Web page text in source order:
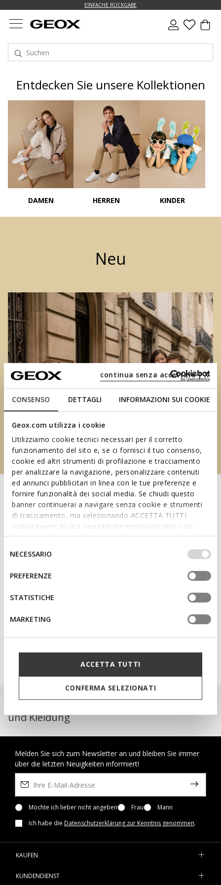
CONSENSO DETTAGLI INFORMAZIONI SUI COOKIE
Geox.com utilizza i cookie
Utilizziamo cookie tecnici necessari per il corretto
funzionamento del sito e, se ci fornisci il tuo consenso,
cookie ed altri strumenti di profilazione e tracciamento
per analizzare la navigazione, personalizzare contenuti
ed annunci pubblicitari in linea con le tue preferenze e
fornire funzionalità dei social media. Se chiudi questo
banner continuerai a navigare senza cookie e strumenti
di tracciamento, ma selezionando ACCETTA TUTTI
godrai invece di una navigazione personalizzata sulla
base dei tuoi gusti ed interessi. Selezionando
IMPOSTAZIONI potrai anche scegliere quali cookies ed
altri strumenti di tracciamento autorizzare. Per maggiori
informazioni o per modificare in qualsiasi momento le
tue impostazioni, visita la nostra
consenso
NECESSARIO
PREFERENZE
STATISTICHE
MARKETING
ACCETTA TUTTI
CONFERMA SELEZIONATI
continua senza accettare | X
EINFACHE RÜCKGABE
Entdecken Sie unsere Kollektionen
DAMEN HERREN KINDER
Neu
Sie sich von der neuen Kollektion erobern.
Geox Respira™: Atmungsaktive Schuhe
und Kleidung
Melden Sie sich zum Newsletter an und bleiben Sie immer
über die letzten Neuigkeiten informiert!
Möchte ich lieber nicht angeben Frau
Mann
Ich habe die Datenschutzerklärung zur Kenntnis genommen.
KAUFEN
KUNDENDIENST